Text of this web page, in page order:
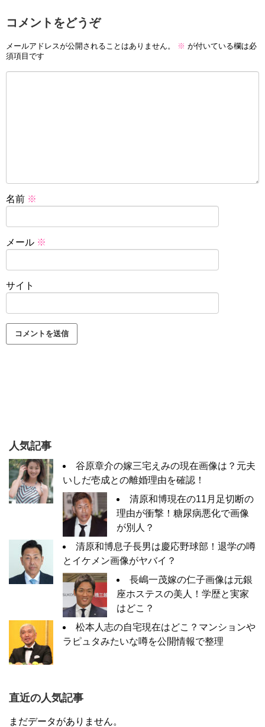
コメントをどうぞ
メールアドレスが公開されることはありません。 ※ が付いている欄は必
須項目です
名前 ※
メール ※
サイト
人気記事
谷原章介の嫁三宅えみの現在画像は？元夫
いしだ壱成との離婚理由を確認！
清原和博現在の11月足切断の
理由が衝撃！糖尿病悪化で画像
が別人？
清原和博息子長男は慶応野球部！退学の噂
とイケメン画像がヤバイ？
長嶋一茂嫁の仁子画像は元銀
座ホステスの美人！学歴と実家
はどこ？
松本人志の自宅現在はどこ？マンションや
ラピュタみたいな噂を公開情報で整理
直近の人気記事
まだデータがありません。